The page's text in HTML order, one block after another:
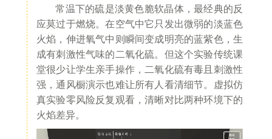
常温下的硫是淡黄色脆软晶体，最经典的反
应莫过于燃烧。在空气中它只发出微弱的淡蓝色
火焰，伸进氧气中则瞬间变成明亮的蓝紫色，生
成有刺激性气味的二氧化硫。但这个实验传统课
堂很少让学生亲手操作，二氧化硫有毒且刺激性
强，通风橱演示也难让所有人看清细节。虚拟仿
真实验零风险反复观看，清晰对比两种环境下的
火焰差异。